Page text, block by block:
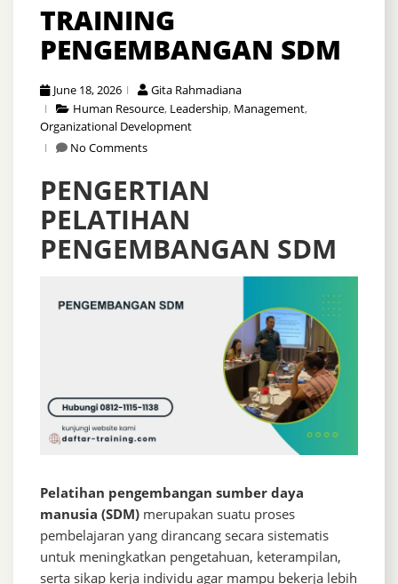
TRAINING
PENGEMBANGAN SDM
June 18, 2026
Gita Rahmadiana
Human Resource, Leadership, Management,
Organizational Development
No Comments
PENGERTIAN
PELATIHAN
PENGEMBANGAN SDM
Pelatihan pengembangan sumber daya
manusia (SDM) merupakan suatu proses
pembelajaran yang dirancang secara sistematis
untuk meningkatkan pengetahuan, keterampilan,
serta sikap kerja individu agar mampu bekerja lebih